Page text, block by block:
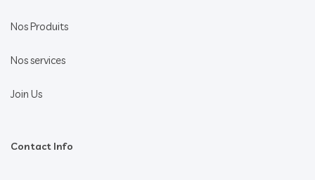
Nos Produits
Nos services
Join Us
Contact Info